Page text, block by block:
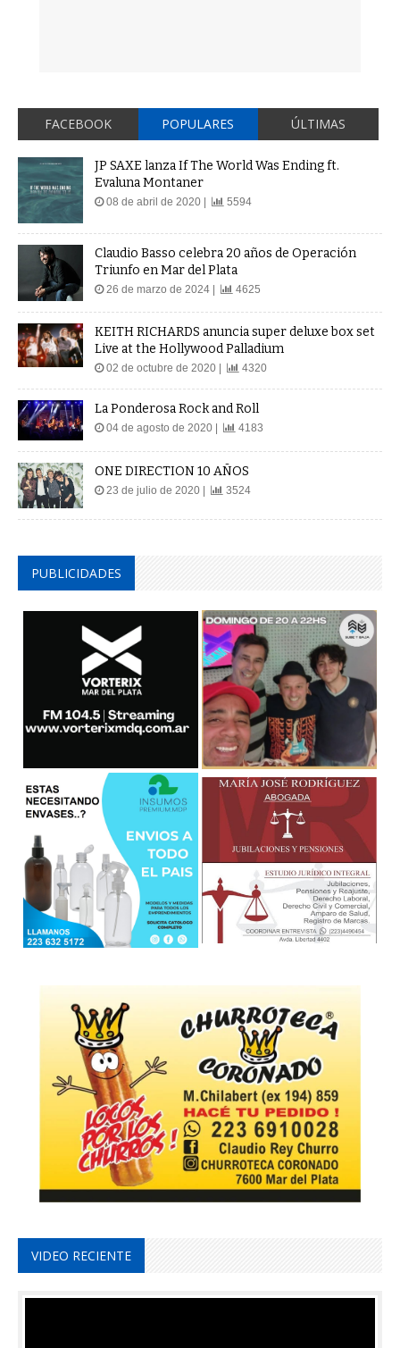
FACEBOOK POPULARES ÚLTIMAS
JP SAXE lanza If The World Was Ending ft.
Evaluna Montaner
08 de abril de 2020 | 5594
Claudio Basso celebra 20 años de Operación
Triunfo en Mar del Plata
26 de marzo de 2024 | 4625
KEITH RICHARDS anuncia super deluxe box set
Live at the Hollywood Palladium
02 de octubre de 2020 | 4320
La Ponderosa Rock and Roll
04 de agosto de 2020 | 4183
ONE DIRECTION 10 AÑOS
23 de julio de 2020 | 3524
PUBLICIDADES
VIDEO RECIENTE